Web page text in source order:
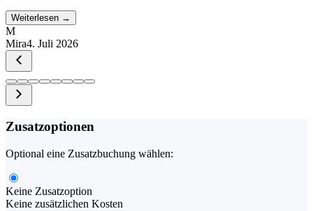
Weiterlesen →
M
Mira4. Juli 2026
Zusatzoptionen
Optional eine Zusatzbuchung wählen:
Keine Zusatzoption
Keine zusätzlichen Kosten